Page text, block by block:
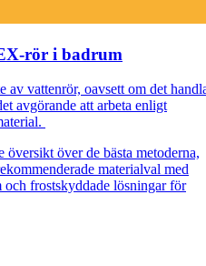
rör i badrum
av vattenrör, oavsett om det
avgörande att arbeta enligt
över de bästa metoderna,
materialval med
frostskyddade lösningar för